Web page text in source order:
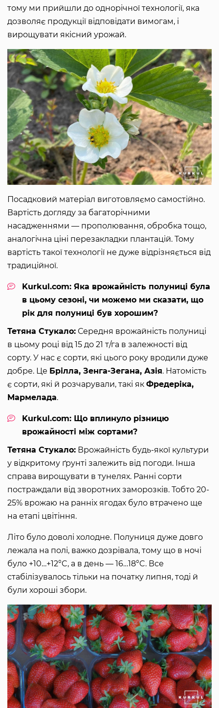
тому ми прийшли до однорічної технології, яка
дозволяє продукції відповідати вимогам, і
вирощувати якісний урожай.
Посадковий матеріал виготовляємо самостійно.
Вартість догляду за багаторічними
насадженнями — прополювання, обробка тощо,
аналогічна ціні перезакладки плантацій. Тому
вартість такої технології не дуже відрізняється від
традиційної.
Kurkul.com: Яка врожайність полуниці була
в цьому сезоні, чи можемо ми сказати, що
рік для полуниці був хорошим?
Тетяна Стукало: Середня врожайність полуниці
в цьому році від 15 до 21 т/га в залежності від
сорту. У нас є сорти, які цього року вродили дуже
добре. Це Брілла, Зенга-Зегана, Азія. Натомість
є сорти, які й розчарували, такі як Фредеріка,
Мармелада.
Kurkul.com: Що вплинуло різницю
врожайності між сортами?
Тетяна Стукало: Врожайність будь-якої культури
у відкритому ґрунті залежить від погоди. Інша
справа вирощувати в тунелях. Ранні сорти
постраждали від зворотних заморозків. Тобто 20-
25% врожаю на ранніх ягодах було втрачено ще
на етапі цвітіння.
Літо було доволі холодне. Полуниця дуже довго
лежала на полі, важко дозрівала, тому що в ночі
було +10…+12°C, а в день — 16…18°C. Все
стабілізувалось тільки на початку липня, тоді й
були хороші збори.